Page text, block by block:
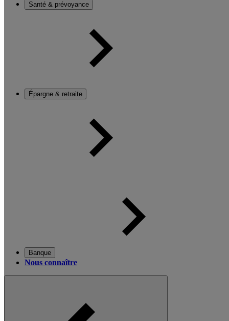
Santé & prévoyance
Épargne & retraite
Banque
Nous connaître